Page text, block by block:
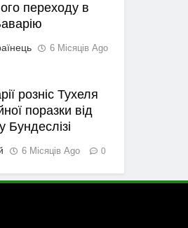
переходу в
6 Місяців Ago
розніс Тухеля
поразки від
Бундеслізі
6 Місяців Ago 0